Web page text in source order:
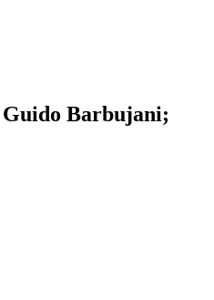
Guido Barbujani;